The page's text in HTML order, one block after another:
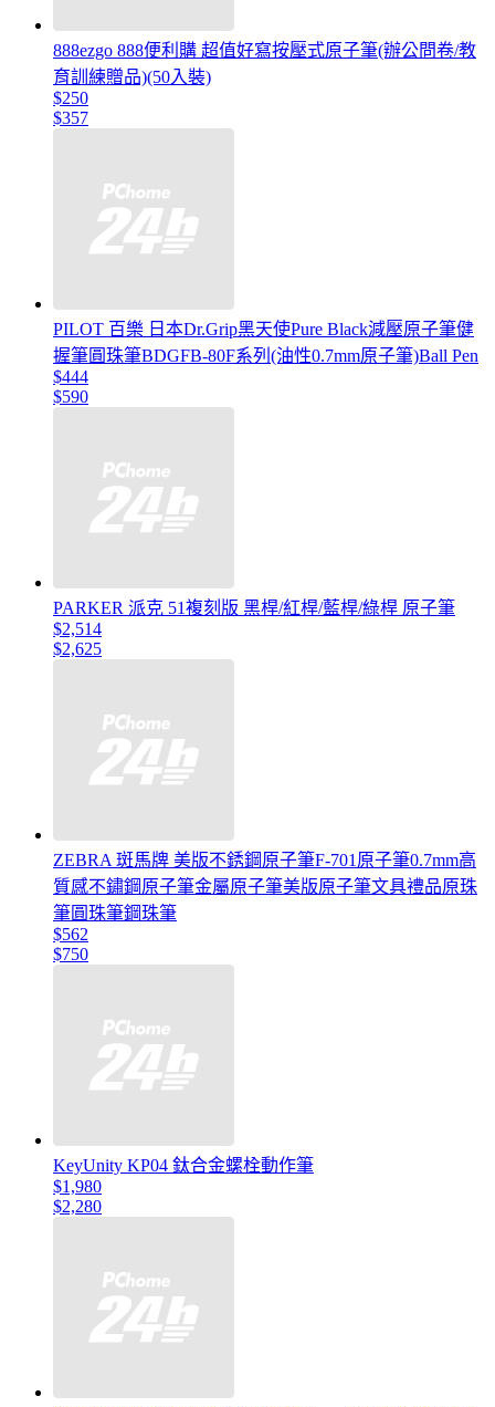
888ezgo 888便利購 超值好寫按壓式原子筆(辦公問卷/教
育訓練贈品)(50入裝)
$250
$357
PILOT 百樂 日本Dr.Grip黑天使Pure Black減壓原子筆健
握筆圓珠筆BDGFB-80F系列(油性0.7mm原子筆)Ball Pen
$444
$590
PARKER 派克 51複刻版 黑桿/紅桿/藍桿/綠桿 原子筆
$2,514
$2,625
ZEBRA 斑馬牌 美版不銹鋼原子筆F-701原子筆0.7mm高
質感不鏽鋼原子筆金屬原子筆美版原子筆文具禮品原珠
筆圓珠筆鋼珠筆
$562
$750
KeyUnity KP04 鈦合金螺栓動作筆
$1,980
$2,280